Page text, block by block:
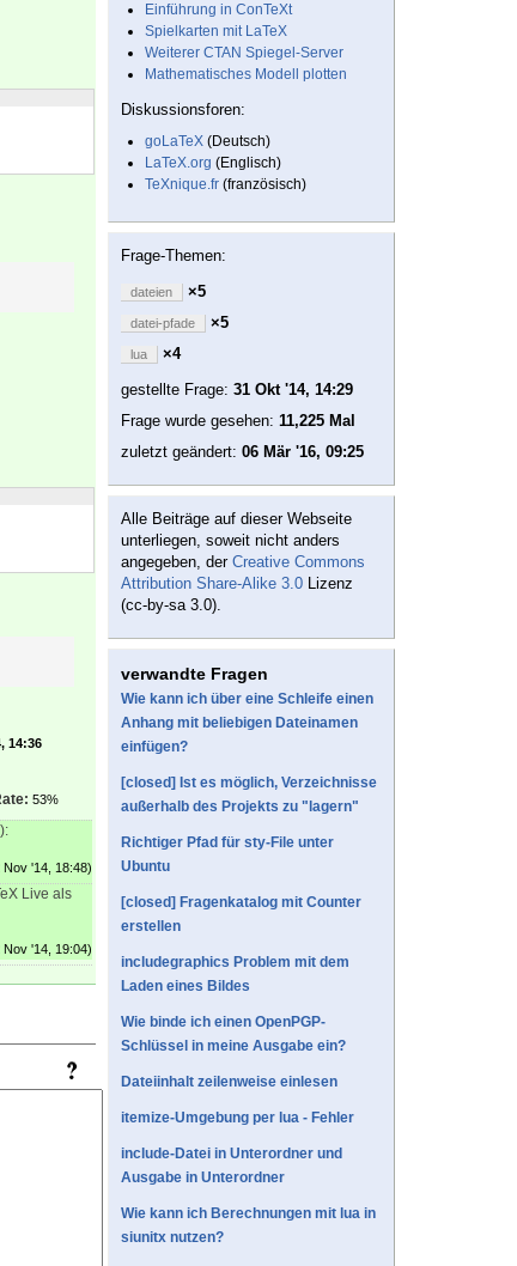
14:36
53%
Nov '14, 18:48)
Live als
Nov '14, 19:04)
Einführung in ConTeXt
Spielkarten mit LaTeX
Weiterer CTAN Spiegel-Server
Mathematisches Modell plotten
Diskussionsforen:
goLaTeX (Deutsch)
LaTeX.org (Englisch)
TeXnique.fr (französisch)
Frage-Themen:
dateien ×5
datei-pfade ×5
lua
×4
gestellte Frage: 31 Okt '14, 14:29
Frage wurde gesehen: 11,225 Mal
zuletzt geändert: 06 Mär '16, 09:25
Alle Beiträge auf dieser Webseite
unterliegen, soweit nicht anders
angegeben, der Creative Commons
Attribution Share-Alike 3.0 Lizenz
(cc-by-sa 3.0).
verwandte Fragen
Wie kann ich über eine Schleife einen
Anhang mit beliebigen Dateinamen
einfügen?
[closed] Ist es möglich, Verzeichnisse
außerhalb des Projekts zu "lagern"
Richtiger Pfad für sty-File unter
Ubuntu
[closed] Fragenkatalog mit Counter
erstellen
includegraphics Problem mit dem
Laden eines Bildes
Wie binde ich einen OpenPGP-
Schlüssel in meine Ausgabe ein?
Dateiinhalt zeilenweise einlesen
itemize-Umgebung per lua - Fehler
include-Datei in Unterordner und
Ausgabe in Unterordner
Wie kann ich Berechnungen mit lua in
siunitx nutzen?